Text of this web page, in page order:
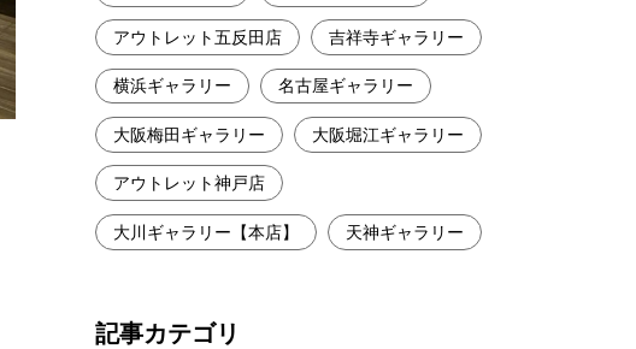
アウトレット五反田店 吉祥寺ギャラリー
横浜ギャラリー 名古屋ギャラリー
大阪梅田ギャラリー 大阪堀江ギャラリー
アウトレット神戸店
大川ギャラリー【本店】 天神ギャラリー
記事カテゴリ